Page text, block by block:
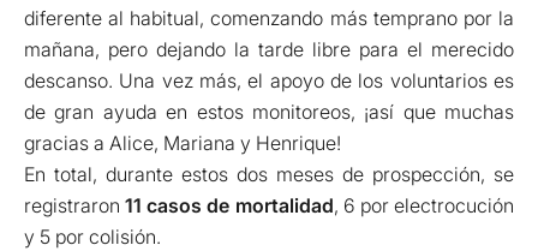
diferente al habitual, comenzando más temprano por la
mañana, pero dejando la tarde libre para el merecido
descanso. Una vez más, el apoyo de los voluntarios es
de gran ayuda en estos monitoreos, ¡así que muchas
gracias a Alice, Mariana y Henrique!
En total, durante estos dos meses de prospección, se
registraron11 casos de mortalidad, 6 por electrocución
y 5 por colisión.